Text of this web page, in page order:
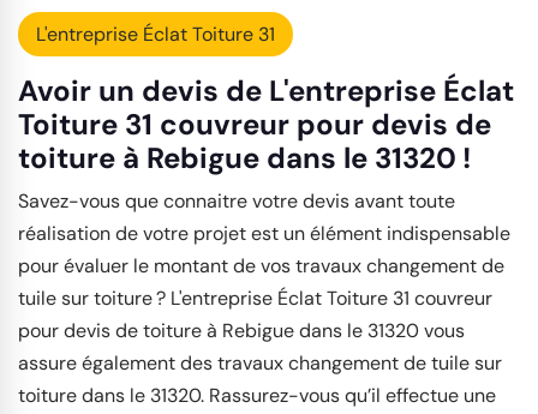
L'entreprise Éclat Toiture 31
Avoir un devis de L'entreprise Éclat
Toiture 31 couvreur pour devis de
toiture à Rebigue dans le 31320 !
Savez-vous que connaitre votre devis avant toute
réalisation de votre projet est un élément indispensable
pour évaluer le montant de vos travaux changement de
tuile sur toiture ? L'entreprise Éclat Toiture 31 couvreur
pour devis de toiture à Rebigue dans le 31320 vous
assure également des travaux changement de tuile sur
toiture dans le 31320. Rassurez-vous qu’il effectue une